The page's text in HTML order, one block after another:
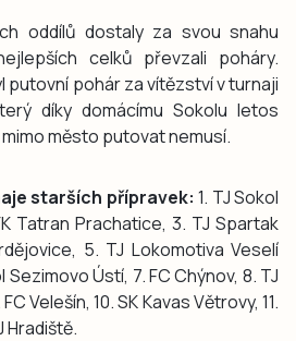
oddílů dostaly za svou snahu
celků převzali poháry.
putovní pohár za vítězství v turnaji
díky domácímu Sokolu letos
město putovat nemusí.
starších přípravek: 1. TJ Sokol
Tatran Prachatice, 3. TJ Spartak
5. TJ Lokomotiva Veselí
Sezimovo Ústí, 7. FC Chýnov, 8. TJ
Velešín, 10. SK Kavas Větrovy, 11.
Hradiště.